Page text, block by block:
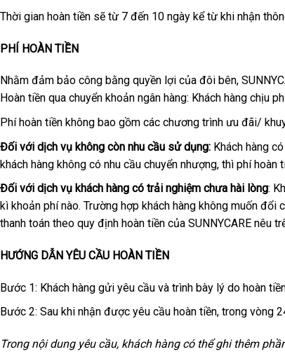
Thời gian hoàn tiền sẽ từ 7 đến 10 ngày kể từ khi nhận
PHÍ HOÀN TIỀN
Nhằm đảm bảo công bằng quyền lợi của đôi bên,
Hoàn tiền qua chuyển khoản ngân hàng: Khách hàng chịu
Phí hoàn tiền không bao gồm các chương trình ưu đãi/
Đối với dịch vụ không còn nhu cầu sử dụng: Khách hàng
khách hàng không có nhu cầu chuyển nhượng, thì phí
Đối với dịch vụ khách hàng có trải nghiệm chưa hài lòng:
kì khoản phí nào. Trường hợp khách hàng không muốn
thanh toán theo quy định hoàn tiền của SUNNYCARE nêu
HƯỚNG DẪN YÊU CẦU HOÀN TIỀN
Bước 1: Khách hàng gửi yêu cầu và trình bày lý do hoàn
Bước 2: Sau khi nhận được yêu cầu hoàn tiền, trong vòng
Trong nội dung yêu cầu, khách hàng có thể ghi thêm